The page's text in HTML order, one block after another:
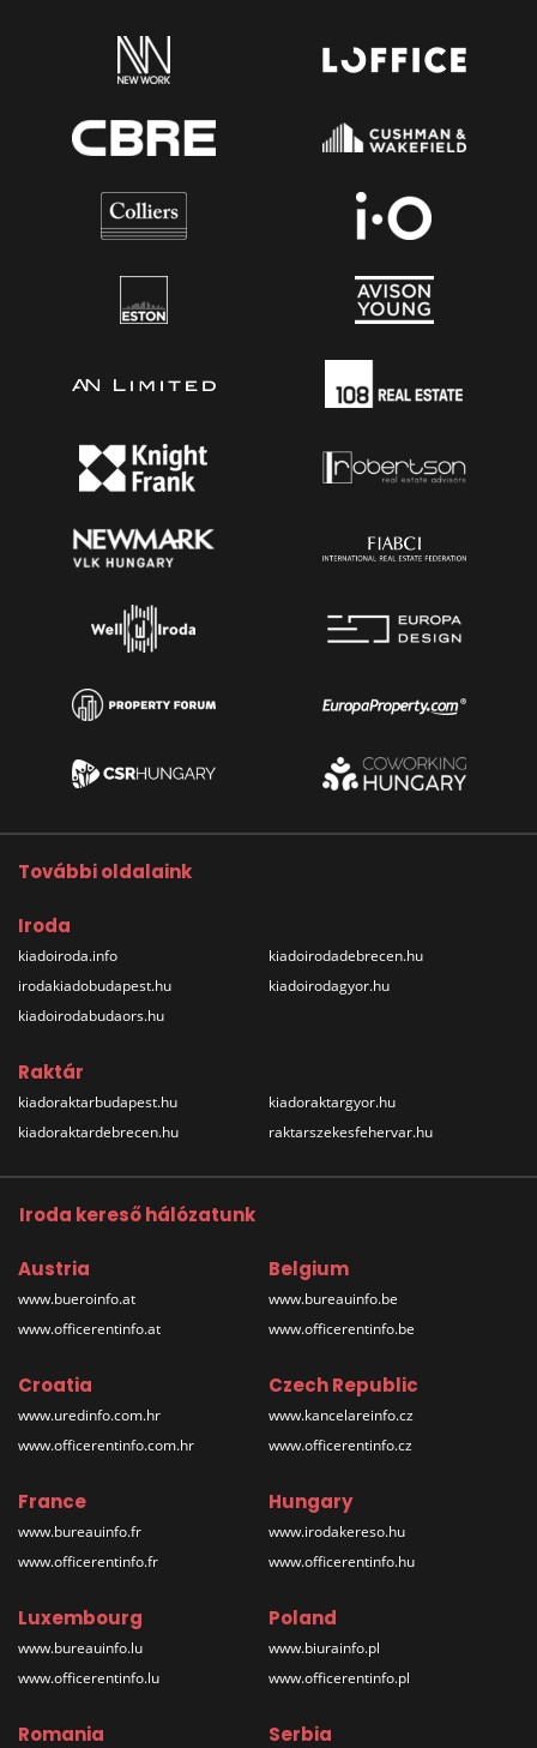
További oldalaink
Iroda
kiadoiroda.info
irodakiadobudapest.hu
kiadoirodabudaors.hu
kiadoirodadebrecen.hu
kiadoirodagyor.hu
Raktár
kiadoraktarbudapest.hu
kiadoraktardebrecen.hu
kiadoraktargyor.hu
raktarszekesfehervar.hu
Iroda kereső hálózatunk
Austria
www.bueroinfo.at
www.officerentinfo.at
Belgium
www.bureauinfo.be
www.officerentinfo.be
Croatia
www.uredinfo.com.hr
www.officerentinfo.com.hr
Czech Republic
www.kancelareinfo.cz
www.officerentinfo.cz
France
www.bureauinfo.fr
www.officerentinfo.fr
Hungary
www.irodakereso.hu
www.officerentinfo.hu
Luxembourg
www.bureauinfo.lu
www.officerentinfo.lu
Poland
www.biurainfo.pl
www.officerentinfo.pl
Romania Serbia